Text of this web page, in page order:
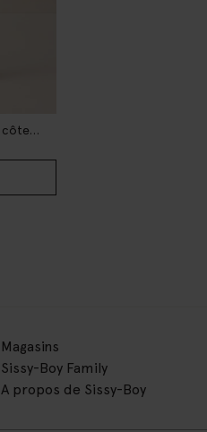
Pantalon jambes droites en velours côtelé - rouge foncé
Magasins
Sissy-Boy Family
A propos de Sissy-Boy